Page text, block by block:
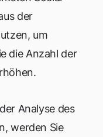
der
um
die Anzahl der
Analyse des
werden Sie